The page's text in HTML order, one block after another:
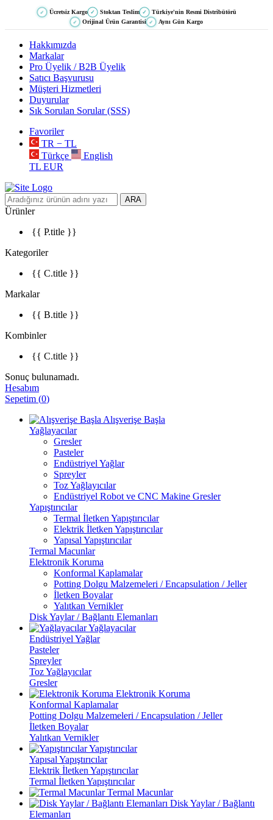
✓ Ücretsiz Kargo ✓ Stoktan Teslim ✓ Türkiye'nin Resmi Distribütörü
✓ Orijinal Ürün Garantisi ✓ Aynı Gün Kargo
Hakkımızda
Markalar
Pro Üyelik / B2B Üyelik
Satıcı Başvurusu
Müşteri Hizmetleri
Duyurular
Sık Sorulan Sorular (SSS)
Favoriler
TR − TL
Türkçe
English
TL EUR
ARA
Ürünler
{{ P.title }}
Kategoriler
{{ C.title }}
Markalar
{{ B.title }}
Kombinler
{{ C.title }}
Sonuç bulunamadı.
Hesabım
Sepetim (0)
Alışverişe Başla
Yağlayacılar
Gresler
Pasteler
Endüstriyel Yağlar
Spreyler
Toz Yağlayıcılar
Endüstriyel Robot ve CNC Makine Gresler
Yapıştırıcılar
Termal İletken Yapıştırıcılar
Elektrik İletken Yapıştırıcılar
Yapısal Yapıştırıcılar
Termal Macunlar
Elektronik Koruma
Konformal Kaplamalar
Potting Dolgu Malzemeleri / Encapsulation / Jeller
İletken Boyalar
Yalıtkan Vernikler
Disk Yaylar / Bağlantı Elemanları
Yağlayacılar
Endüstriyel Yağlar
Pasteler
Spreyler
Toz Yağlayıcılar
Gresler
Elektronik Koruma
Konformal Kaplamalar
Potting Dolgu Malzemeleri / Encapsulation / Jeller
İletken Boyalar
Yalıtkan Vernikler
Yapıştırıcılar
Yapısal Yapıştırıcılar
Elektrik İletken Yapıştırıcılar
Termal İletken Yapıştırıcılar
Termal Macunlar
Disk Yaylar / Bağlantı
Elemanları